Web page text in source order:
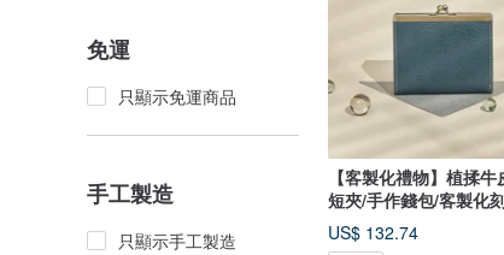
免運
只顯示免運商品
手工製造
只顯示手工製造
【客製化禮物】植揉
短夾/手作錢包/客製化
碧
US$ 132.74